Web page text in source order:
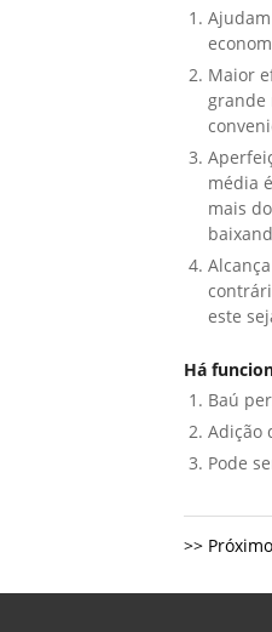
Maior
grande
média
mais
este
Há
Baú
Adição
Pode
>>